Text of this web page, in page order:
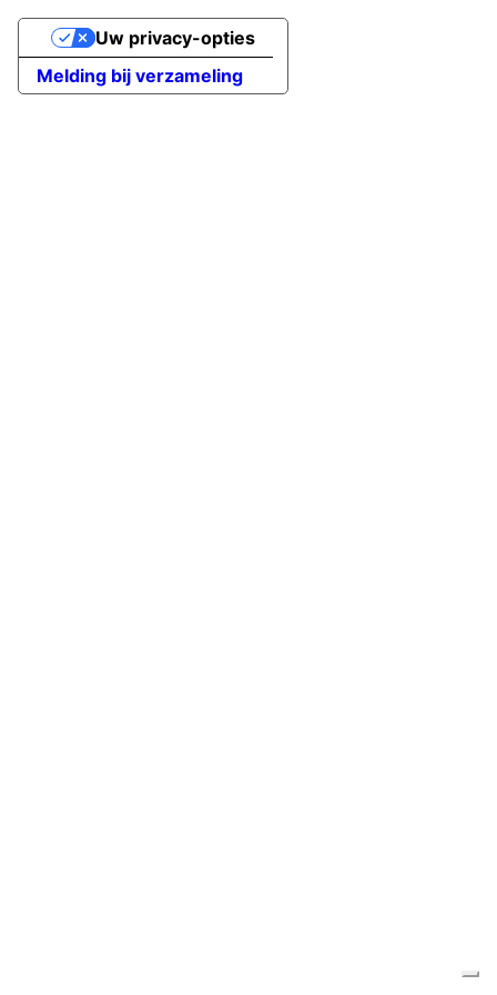
Melding bij verzameling
Uw privacy-opties